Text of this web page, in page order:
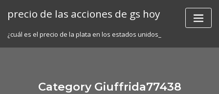
precio de las acciones de gs hoy
¿cuál es el precio de la plata en los estados unidos_
Category Giuffrida77438